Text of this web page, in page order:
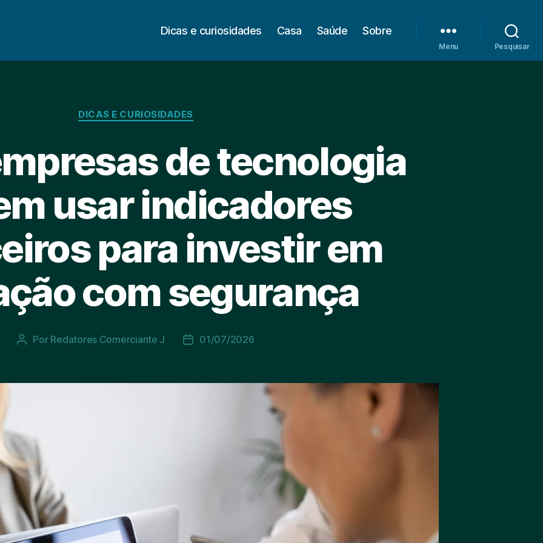
Dicas e curiosidades Casa Saúde Sobre
Menu Pesquisar
Categorias
DICAS E CURIOSIDADES
de tecnologia
usar indicadores
para investir em
com segurança
Autor
Por Redatores Comerciante J
Data01/07/2026